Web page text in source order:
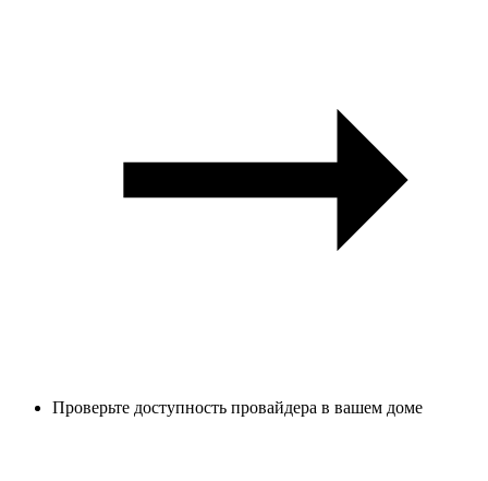
Проверьте доступность провайдера в вашем доме